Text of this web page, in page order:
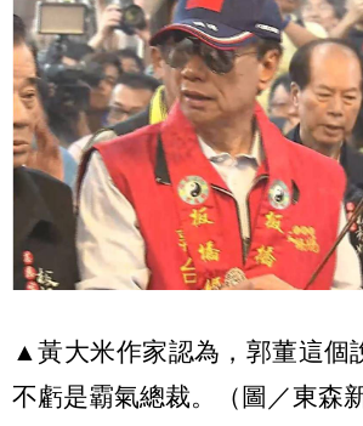
▲黃大米作家認為，郭董這個
不虧是霸氣總裁。（圖／東森